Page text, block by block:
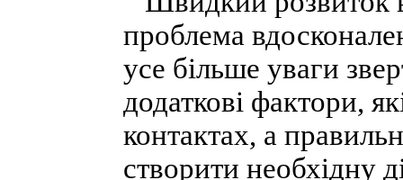
проблема
усе більше уваги
додаткові фактори,
контактах, а
створити необхідну